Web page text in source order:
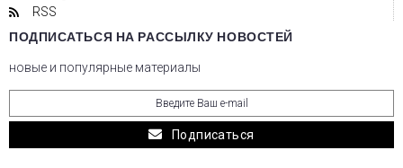
RSS
ПОДПИСАТЬСЯ НА РАССЫЛКУ НОВОСТЕЙ
новые и популярные материалы
Подписаться